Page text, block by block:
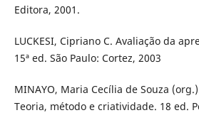
Editora, 2001.
LUCKESI, Cipriano C. Avaliação da
15ª ed. São Paulo: Cortez, 2003
MINAYO, Maria Cecília de Souza
Teoria, método e criatividade. 18 ed.